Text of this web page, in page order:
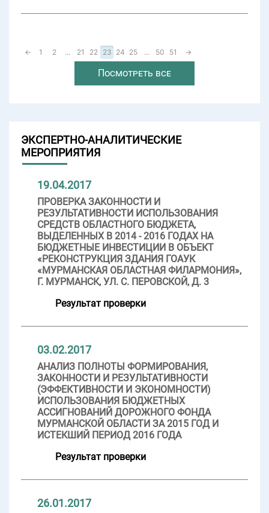
← 1 2 ... 21 22 23 24 25 ... 50 51 →
Посмотреть все
ЭКСПЕРТНО-АНАЛИТИЧЕСКИЕ
МЕРОПРИЯТИЯ
19.04.2017
ПРОВЕРКА ЗАКОННОСТИ И
РЕЗУЛЬТАТИВНОСТИ ИСПОЛЬЗОВАНИЯ
СРЕДСТВ ОБЛАСТНОГО БЮДЖЕТА,
ВЫДЕЛЕННЫХ В 2014 - 2016 ГОДАХ НА
БЮДЖЕТНЫЕ ИНВЕСТИЦИИ В ОБЪЕКТ
«РЕКОНСТРУКЦИЯ ЗДАНИЯ ГОАУК
«МУРМАНСКАЯ ОБЛАСТНАЯ ФИЛАРМОНИЯ»,
Г. МУРМАНСК, УЛ. С. ПЕРОВСКОЙ, Д. 3
Результат проверки
03.02.2017
АНАЛИЗ ПОЛНОТЫ ФОРМИРОВАНИЯ,
ЗАКОННОСТИ И РЕЗУЛЬТАТИВНОСТИ
(ЭФФЕКТИВНОСТИ И ЭКОНОМНОСТИ)
ИСПОЛЬЗОВАНИЯ БЮДЖЕТНЫХ
АССИГНОВАНИЙ ДОРОЖНОГО ФОНДА
МУРМАНСКОЙ ОБЛАСТИ ЗА 2015 ГОД И
ИСТЕКШИЙ ПЕРИОД 2016 ГОДА
Результат проверки
26.01.2017